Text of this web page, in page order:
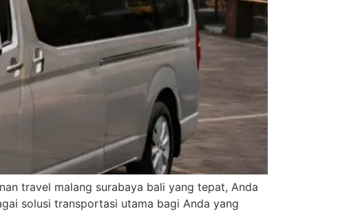
travel malang surabaya bali yang tepat, Anda
solusi transportasi utama bagi Anda yang